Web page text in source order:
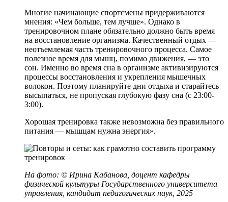
Многие начинающие спортсмены придерживаются
мнения: «Чем больше, тем лучше». Однако в
тренировочном плане обязательно должно быть время
на восстановление организма. Качественный отдых —
неотъемлемая часть тренировочного процесса. Самое
полезное время для мышц, помимо движения, — это
сон. Именно во время сна в организме активизируются
процессы восстановления и укрепления мышечных
волокон. Поэтому планируйте дни отдыха и старайтесь
высыпаться, не пропуская глубокую фазу сна (с 23:00-
3:00).
Хорошая тренировка также невозможна без правильного
питания — мышцам нужна энергия».
На фото: © Ирина Кабанова, доцент кафедры
физической культуры Государственного университета
управления, кандидат педагогических наук, 2025